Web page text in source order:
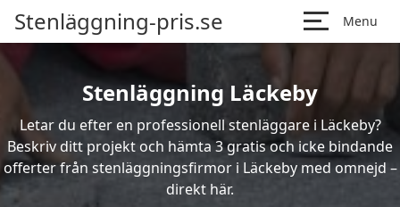
Stenläggning-pris.se Menu
Stenläggning Läckeby
Letar du efter en professionell stenläggare i Läckeby?
Beskriv ditt projekt och hämta 3 gratis och icke bindande
offerter från stenläggningsfirmor i Läckeby med omnejd –
direkt här.